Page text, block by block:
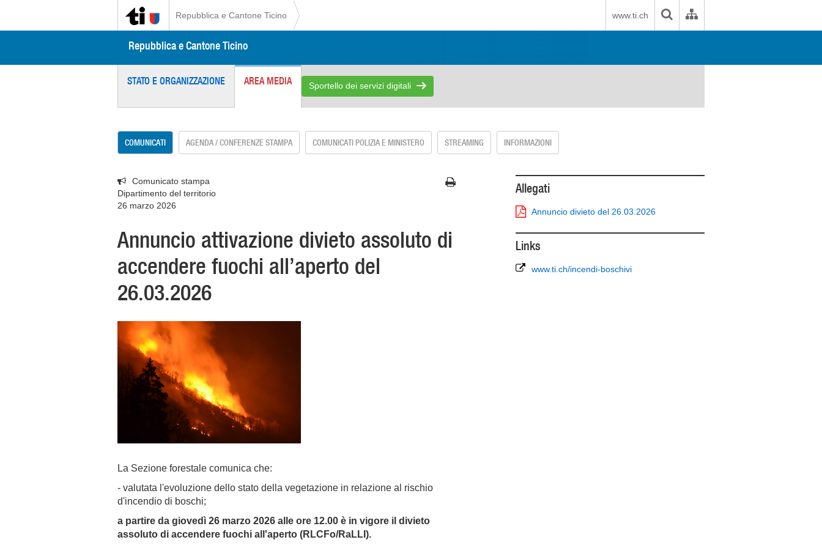
Repubblica e Cantone Ticino www.ti.ch
Repubblica e Cantone Ticino
STATO E ORGANIZZAZIONE AREA MEDIA Sportello dei servizi digitali
COMUNICATI AGENDA / CONFERENZE STAMPA COMUNICATI POLIZIA E MINISTERO STREAMING INFORMAZIONI
Comunicato stampa
Dipartimento del territorio
26 marzo 2026
Annuncio attivazione divieto assoluto di
accendere fuochi all’aperto del
26.03.2026
La Sezione forestale comunica che:
- valutata l'evoluzione dello stato della vegetazione in relazione al rischio
d'incendio di boschi;
a partire da giovedì 26 marzo 2026 alle ore 12.00 è in vigore il divieto
assoluto di accendere fuochi all'aperto (RLCFo/RaLLI).
Allegati
Annuncio divieto del 26.03.2026
Links
www.ti.ch/incendi-boschivi